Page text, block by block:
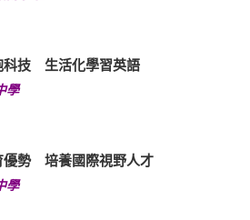
科技 生活化學習英語
學
優勢 培養國際視野人才
學